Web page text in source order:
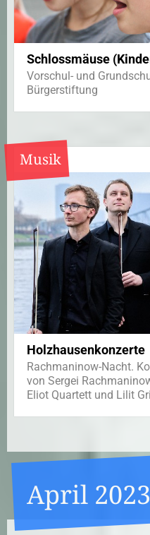
Schlossmäuse
Vorschul- und
Bürgerstiftung
Musik
Holzhausenkonzerte
Rachmaninow-Nacht.
von Sergei
Eliot Quartett und Lilit
April 2023